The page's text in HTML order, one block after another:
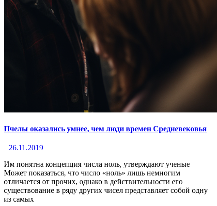
Пчелы оказались умнее, чем люди времен Средневековья
26.11.2019
Им понятна концепция числа ноль, утверждают ученые
Может показаться, что число «ноль» лишь немногим
отличается от прочих, однако в действительности его
существование в ряду других чисел представляет собой одну
из самых